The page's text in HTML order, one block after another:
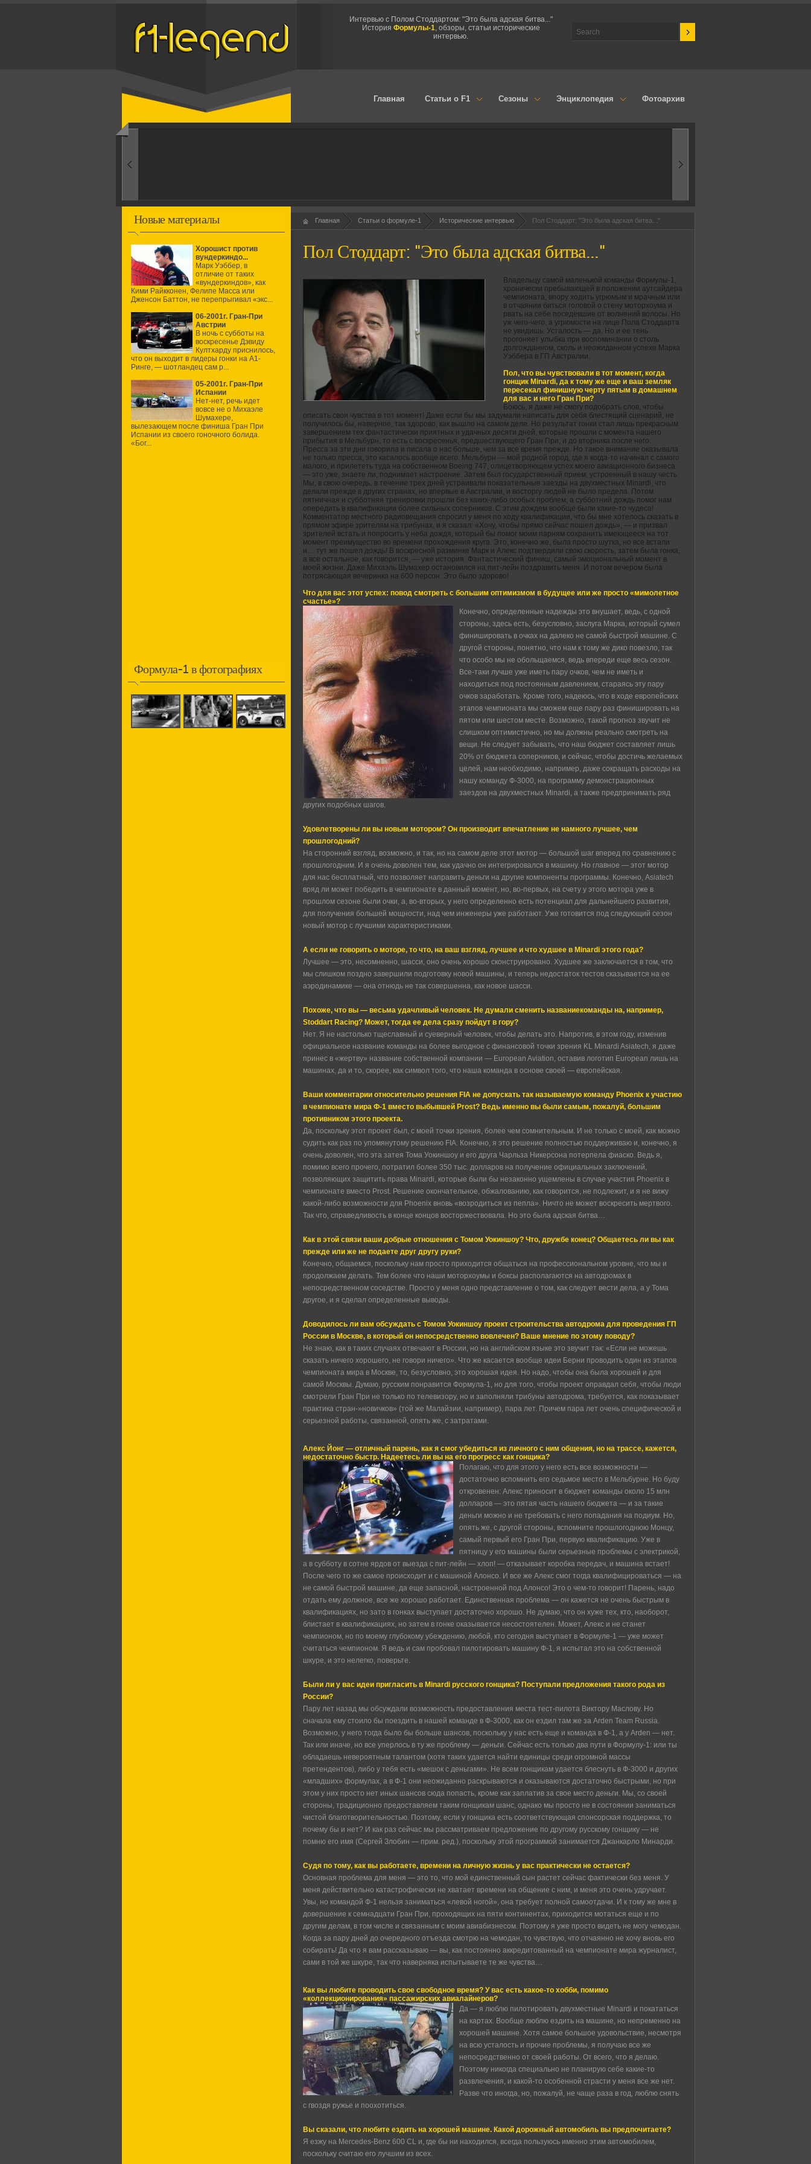
Интервью с Полом Стоддартом: "Это была адская битва..."
История Формулы-1, обзоры, статьи исторические
интервью.
Главная Статьи о F1 Сезоны Энциклопедия Фотоархив
1960-ые
Новые материалы
Хорошист против
вундеркиндо...
Марк Уэббер, в
отличие от таких
«вундеркиндов», как
Кими Райкконен, Фелипе Масса или
Дженсон Баттон, не перепрыгивал «экс...
06-2001г. Гран-При
Австрии
В ночь с субботы на
воскресенье Дэвиду
Култхарду приснилось,
что он выходит в лидеры гонки на А1-
Ринге, — шотландец сам р...
05-2001г. Гран-При
Испании
Нет-нет, речь идет
вовсе не о Михаэле
Шумахере,
вылезающем после финиша Гран При
Испании из своего гоночного болида.
«Бог...
Формула-1 в фотографиях
Главная Статьи о формуле-1 Исторические интервью Пол Стоддарт: "Это была адская битва..."
Пол Стоддарт: "Это была адская битва..."
Владельцу самой маленькой команды Формулы-1,
хронически пребывающей в положении аутсайдера
чемпионата, впору ходить угрюмым и мрачным или
в отчаянии биться головой о стену моторхоума и
рвать на себе поседевшие от волнений волосы. Но
уж чего-чего, а угрюмости на лице Пола Стоддарта
не увидишь. Усталость — да. Но и ее тень
прогоняет улыбка при воспоминании о столь
долгожданном, сколь и неожиданном успехе Марка
Уэббера в ГП Австралии.
Пол, что вы чувствовали в тот момент, когда
гонщик Minardi, да к тому же еще и ваш земляк
пересекал финишную черту пятым в домашнем
для вас и него Гран При?
Боюсь, я даже не смогу подобрать слов, чтобы
описать свои чувства в тот момент! Даже если бы мы задумали написать для себя блестящий сценарий, не
получилось бы, наверное, так здорово, как вышло на самом деле. Но результат гонки стал лишь прекрасным
завершением тех фантастически приятных и удачных десяти дней, которые прошли с момента нашего
прибытия в Мельбурн, то есть с воскресенья, предшествующего Гран При, и до вторника после него.
Пресса за эти дни говорила и писала о нас больше, чем за все время прежде. Но такое внимание оказывала
не только пресса, это касалось вообще всего. Мельбурн — мой родной город, где я когда-то начинал с самого
малого, и прилететь туда на собственном Boeing 747, олицетворяющем успех моего авиационного бизнеса
— это уже, знаете ли, поднимает настроение. Затем был государственный прием, устроенный в нашу честь.
Мы, в свою очередь, в течение трех дней устраивали показательные заезды на двухместных Minardi, что
делали прежде в других странах, но впервые в Австралии, и восторгу людей не было предела. Потом
пятничная и субботняя тренировки прошли без каких-либо особых проблем, а субботний дождь помог нам
опередить в квалификации более сильных соперников. С этим дождем вообще были какие-то чудеса!
Комментатор местного радиовещания спросил у меня по ходу квалификации, что бы мне хотелось сказать в
прямом эфире зрителям на трибунах, и я сказал: «Хочу, чтобы прямо сейчас пошел дождь», — и призвал
зрителей встать и попросить у неба дождя, который бы помог моим парням сохранить имеющееся на тот
момент преимущество во времени прохождения круга. Это, конечно же, была просто шутка, но все встали
и… тут же пошел дождь! В воскресной разминке Марк и Алекс подтвердили свою скорость, затем была гонка,
а все остальное, как говорится, — уже история. Фантастический финиш, самый эмоциональный момент в
моей жизни. Даже Михаэль Шумахер остановился на пит-лейн поздравить меня. И потом вечером была
потрясающая вечеринка на 600 персон. Это было здорово!
Что для вас этот успех: повод смотреть с большим оптимизмом в будущее или же просто «мимолетное
счастье»?
Конечно, определенные надежды это внушает, ведь, с одной
стороны, здесь есть, безусловно, заслуга Марка, который сумел
финишировать в очках на далеко не самой быстрой машине. С
другой стороны, понятно, что нам к тому же дико повезло, так
что особо мы не обольщаемся, ведь впереди еще весь сезон.
Все-таки лучше уже иметь пару очков, чем не иметь и
находиться под постоянным давлением, стараясь эту пару
очков заработать. Кроме того, надеюсь, что в ходе европейских
этапов чемпионата мы сможем еще пару раз финишировать на
пятом или шестом месте. Возможно, такой прогноз звучит не
слишком оптимистично, но мы должны реально смотреть на
вещи. Не следует забывать, что наш бюджет составляет лишь
20% от бюджета соперников, и сейчас, чтобы достичь желаемых
целей, нам необходимо, например, даже сокращать расходы на
нашу команду Ф-3000, на программу демонстрационных
заездов на двухместных Minardi, а также предпринимать ряд
других подобных шагов.
Удовлетворены ли вы новым мотором? Он производит впечатление не намного лучшее, чем
прошлогодний?
На сторонний взгляд, возможно, и так, но на самом деле этот мотор — большой шаг вперед по сравнению с
прошлогодним. И я очень доволен тем, как удачно он интегрировался в машину. Но главное — этот мотор
для нас бесплатный, что позволяет направить деньги на другие компоненты программы. Конечно, Asiatech
вряд ли может победить в чемпионате в данный момент, но, во-первых, на счету у этого мотора уже в
прошлом сезоне были очки, а, во-вторых, у него определенно есть потенциал для дальнейшего развития,
для получения большей мощности, над чем инженеры уже работают. Уже готовится под следующий сезон
новый мотор с лучшими характеристиками.
А если не говорить о моторе, то что, на ваш взгляд, лучшее и что худшее в Minardi этого года?
Лучшее — это, несомненно, шасси, оно очень хорошо сконструировано. Худшее же заключается в том, что
мы слишком поздно завершили подготовку новой машины, и теперь недостаток тестов сказывается на ее
аэродинамике — она отнюдь не так совершенна, как новое шасси.
Похоже, что вы — весьма удачливый человек. Не думали сменить названиекоманды на, например,
Stoddart Racing? Может, тогда ее дела сразу пойдут в гору?
Нет. Я не настолько тщеславный и суеверный человек, чтобы делать это. Напротив, в этом году, изменив
официальное название команды на более выгодное с финансовой точки зрения KL Minardi Asiatech, я даже
принес в «жертву» название собственной компании — European Aviation, оставив логотип European лишь на
машинах, да и то, скорее, как символ того, что наша команда в основе своей — европейская.
Ваши комментарии относительно решения FIA не допускать так называемую команду Phoenix к участию
в чемпионате мира Ф-1 вместо выбывшей Prost? Ведь именно вы были самым, пожалуй, большим
противником этого проекта.
Да, поскольку этот проект был, с моей точки зрения, более чем сомнительным. И не только с моей, как можно
судить как раз по упомянутому решению FIA. Конечно, я это решение полностью поддерживаю и, конечно, я
очень доволен, что эта затея Тома Уокиншоу и его друга Чарльза Никерсона потерпела фиаско. Ведь я,
помимо всего прочего, потратил более 350 тыс. долларов на получение официальных заключений,
позволяющих защитить права Minardi, которые были бы незаконно ущемлены в случае участия Phoenix в
чемпионате вместо Prost. Решение окончательное, обжалованию, как говорится, не подлежит, и я не вижу
какой-либо возможности для Phoenix вновь «возродиться из пепла». Ничто не может воскресить мертвого.
Так что, справедливость в конце концов восторжествовала. Но это была адская битва…
Как в этой связи ваши добрые отношения с Томом Уокиншоу? Что, дружбе конец? Общаетесь ли вы как
прежде или же не подаете друг другу руки?
Конечно, общаемся, поскольку нам просто приходится общаться на профессиональном уровне, что мы и
продолжаем делать. Тем более что наши моторхоумы и боксы располагаются на автодромах в
непосредственном соседстве. Просто у меня одно представление о том, как следует вести дела, а у Тома
другое, и я сделал определенные выводы.
Доводилось ли вам обсуждать с Томом Уокиншоу проект строительства автодрома для проведения ГП
России в Москве, в который он непосредственно вовлечен? Ваше мнение по этому поводу?
Не знаю, как в таких случаях отвечают в России, но на английском языке это звучит так: «Если не можешь
сказать ничего хорошего, не говори ничего». Что же касается вообще идеи Берни проводить один из этапов
чемпионата мира в Москве, то, безусловно, это хорошая идея. Но надо, чтобы она была хорошей и для
самой Москвы. Думаю, русским понравится Формула-1, но для того, чтобы проект оправдал себя, чтобы люди
смотрели Гран При не только по телевизору, но и заполняли трибуны автодрома, требуется, как показывает
практика стран-»новичков» (той же Малайзии, например), пара лет. Причем пара лет очень специфической и
серьезной работы, связанной, опять же, с затратами.
Алекс Йонг — отличный парень, как я смог убедиться из личного с ним общения, но на трассе, кажется,
недостаточно быстр. Надеетесь ли вы на его прогресс как гонщика?
Полагаю, что для этого у него есть все возможности —
достаточно вспомнить его седьмое место в Мельбурне. Но буду
откровенен: Алекс приносит в бюджет команды около 15 млн
долларов — это пятая часть нашего бюджета — и за такие
деньги можно и не требовать с него попадания на подиум. Но,
опять же, с другой стороны, вспомните прошлогоднюю Монцу,
самый первый его Гран При, первую квалификацию. Уже в
пятницу у его машины были серьезные проблемы с электрикой,
а в субботу в сотне ярдов от выезда с пит-лейн — хлоп! — отказывает коробка передач, и машина встает!
После чего то же самое происходит и с машиной Алонсо. И все же Алекс смог тогда квалифицироваться — на
не самой быстрой машине, да еще запасной, настроенной под Алонсо! Это о чем-то говорит! Парень, надо
отдать ему должное, все же хорошо работает. Единственная проблема — он кажется не очень быстрым в
квалификациях, но зато в гонках выступает достаточно хорошо. Не думаю, что он хуже тех, кто, наоборот,
блистает в квалификациях, но затем в гонке оказывается несостоятелен. Может, Алекс и не станет
чемпионом, но по моему глубокому убеждению, любой, кто сегодня выступает в Формуле-1 — уже может
считаться чемпионом. Я ведь и сам пробовал пилотировать машину Ф-1, я испытал это на собственной
шкуре, и это нелегко, поверьте.
Были ли у вас идеи пригласить в Minardi русского гонщика? Поступали предложения такого рода из
России?
Пару лет назад мы обсуждали возможность предоставления места тест-пилота Виктору Маслову. Но
сначала ему стоило бы поездить в нашей команде в Ф-3000, как он ездил там же за Arden Team Russia.
Возможно, у него тогда было бы больше шансов, поскольку у нас есть еще и команда в Ф-1, а у Arden — нет.
Так или иначе, но все уперлось в ту же проблему — деньги. Сейчас есть только два пути в Формулу-1: или ты
обладаешь невероятным талантом (хотя таких удается найти единицы среди огромной массы
претендентов), либо у тебя есть «мешок с деньгами». Не всем гонщикам удается блеснуть в Ф-3000 и других
«младших» формулах, а в Ф-1 они неожиданно раскрываются и оказываются достаточно быстрыми, но при
этом у них просто нет иных шансов сюда попасть, кроме как заплатив за свое место деньги. Мы, со своей
стороны, традиционно предоставляем таким гонщикам шанс, однако мы просто не в состоянии заниматься
чистой благотворительностью. Поэтому, если у гонщика есть соответствующая спонсорская поддержка, то
почему бы и нет? И как раз сейчас мы рассматриваем предложение по другому русскому гонщику — не
помню его имя (Сергей Злобин — прим. ред.), поскольку этой программой занимается Джанкарло Минарди.
Судя по тому, как вы работаете, времени на личную жизнь у вас практически не остается?
Основная проблема для меня — это то, что мой единственный сын растет сейчас фактически без меня. У
меня действительно катастрофически не хватает времени на общение с ним, и меня это очень удручает.
Увы, но командой Ф-1 нельзя заниматься «левой ногой», она требует полной самоотдачи. И к тому же мне в
довершение к семнадцати Гран При, проходящих на пяти континентах, приходится мотаться еще и по
другим делам, в том числе и связанным с моим авиабизнесом. Поэтому я уже просто видеть не могу чемодан.
Когда за пару дней до очередного отъезда смотрю на чемодан, то чувствую, что отчаянно не хочу вновь его
собирать! Да что я вам рассказываю — вы, как постоянно аккредитованный на чемпионате мира журналист,
сами в той же шкуре, так что наверняка испытываете те же чувства…
Как вы любите проводить свое свободное время? У вас есть какое-то хобби, помимо
«коллекционирования» пассажирских авиалайнеров?
Да — я люблю пилотировать двухместные Minardi и покататься
на картах. Вообще люблю ездить на машине, но непременно на
хорошей машине. Хотя самое большое удовольствие, несмотря
на всю усталость и прочие проблемы, я получаю все же
непосредственно от своей работы. От всего, что я делаю.
Поэтому никогда специально не планирую себе какие-то
развлечения, и какой-то особенной страсти у меня все же нет.
Разве что иногда, но, пожалуй, не чаще раза в год, люблю снять
с гвоздя ружье и поохотиться.
Вы сказали, что любите ездить на хорошей машине. Какой дорожный автомобиль вы предпочитаете?
Я езжу на Mercedes-Benz 600 CL и, где бы ни находился, всегда пользуюсь именно этим автомобилем,
поскольку считаю его лучшим из всех.